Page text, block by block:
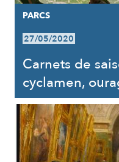
PARCS
27/05/2020
Carnets de
cyclamen,